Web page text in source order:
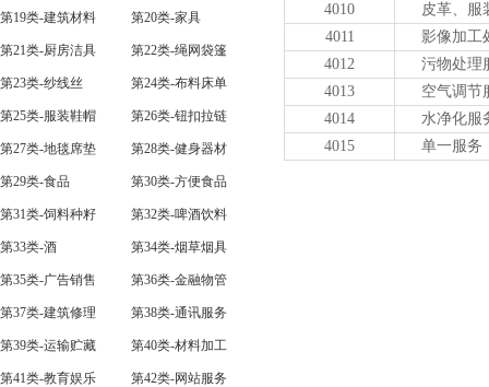
第19类-建筑材料 第20类-家具
第21类-厨房洁具 第22类-绳网袋篷
第23类-纱线丝 第24类-布料床单
第25类-服装鞋帽 第26类-钮扣拉链
第27类-地毯席垫 第28类-健身器材
第29类-食品 第30类-方便食品
第31类-饲料种籽 第32类-啤酒饮料
第33类-酒 第34类-烟草烟具
第35类-广告销售 第36类-金融物管
第37类-建筑修理 第38类-通讯服务
第39类-运输贮藏 第40类-材料加工
第41类-教育娱乐 第42类-网站服务
4010
皮革、服
4011
影像加工
4012
污物处理
4013
空气调节
4014
水净化服
4015
单一服务